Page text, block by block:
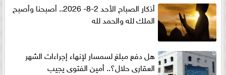
أذكار الصباح الأحد 2-8- 2026.. أصبحنا وأصبح
الملك لله والحمد لله
هل دفع مبلغ لسمسار لإنهاء إجراءات الشهر
العقارى حلال؟.. أمين الفتوى يجيب